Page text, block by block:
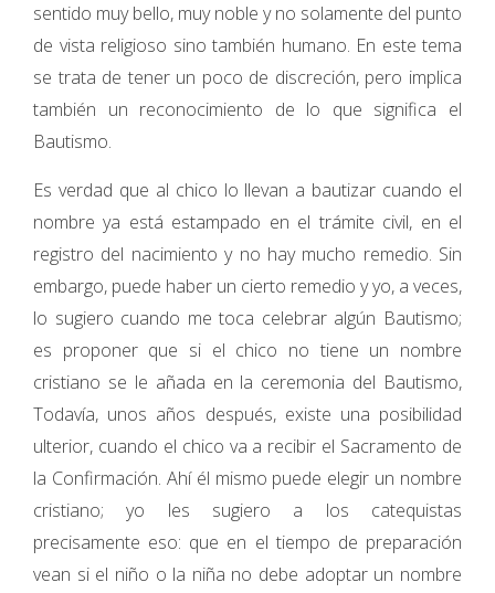
sentido muy bello, muy noble y no solamente del punto
de vista religioso sino también humano. En este tema
se trata de tener un poco de discreción, pero implica
también un reconocimiento de lo que significa el
Bautismo.
Es verdad que al chico lo llevan a bautizar cuando el
nombre ya está estampado en el trámite civil, en el
registro del nacimiento y no hay mucho remedio. Sin
embargo, puede haber un cierto remedio y yo, a veces,
lo sugiero cuando me toca celebrar algún Bautismo;
es proponer que si el chico no tiene un nombre
cristiano se le añada en la ceremonia del Bautismo,
Todavía, unos años después, existe una posibilidad
ulterior, cuando el chico va a recibir el Sacramento de
la Confirmación. Ahí él mismo puede elegir un nombre
cristiano; yo les sugiero a los catequistas
precisamente eso: que en el tiempo de preparación
vean si el niño o la niña no debe adoptar un nombre